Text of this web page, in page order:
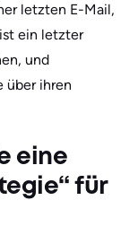
letzten E-Mail,
ein letzter
und
über ihren
eine
für